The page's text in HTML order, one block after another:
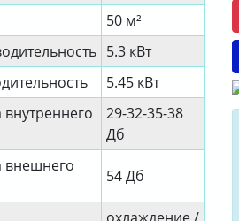
50 м²
5.3 кВт
5.45 кВт
29-32-35-38
Дб
54 Дб